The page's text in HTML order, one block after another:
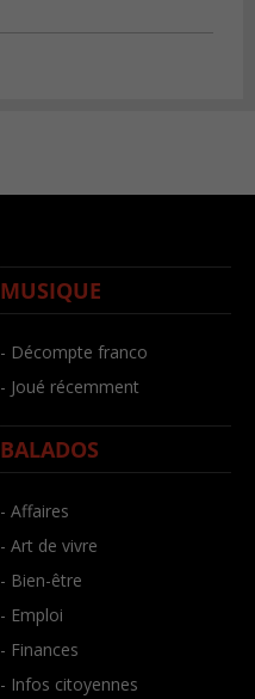
MUSIQUE
- Décompte franco
- Joué récemment
BALADOS
- Affaires
- Art de vivre
- Bien-être
- Emploi
- Finances
- Infos citoyennes